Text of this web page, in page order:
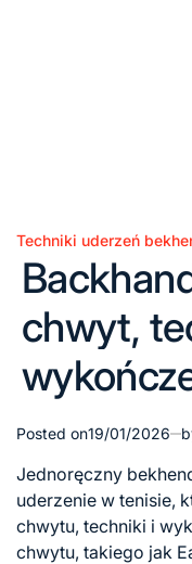
Posted
Techniki uderzeń
chwyt,
Posted on19/01/2026
Jednoręczny
uderzenie w tenisie,
chwytu, techniki i
chwytu, takiego jak